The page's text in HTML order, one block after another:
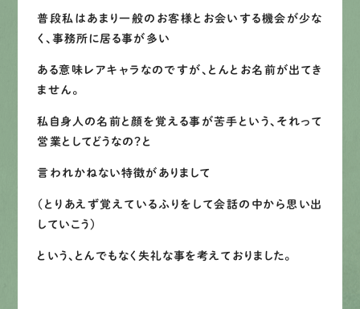
普段私はあまり一般のお客様とお会いする機会が少な
く、事務所に居る事が多い
ある意味レアキャラなのですが、とんとお名前が出てき
ません。
私自身人の名前と顔を覚える事が苦手という、 それって
営業としてどうなの？ と
言われかねない特徴がありまして
（とりあえず覚えているふりをして会話の中から思い出
していこう）
という、とんでもなく失礼な事を考えておりました。